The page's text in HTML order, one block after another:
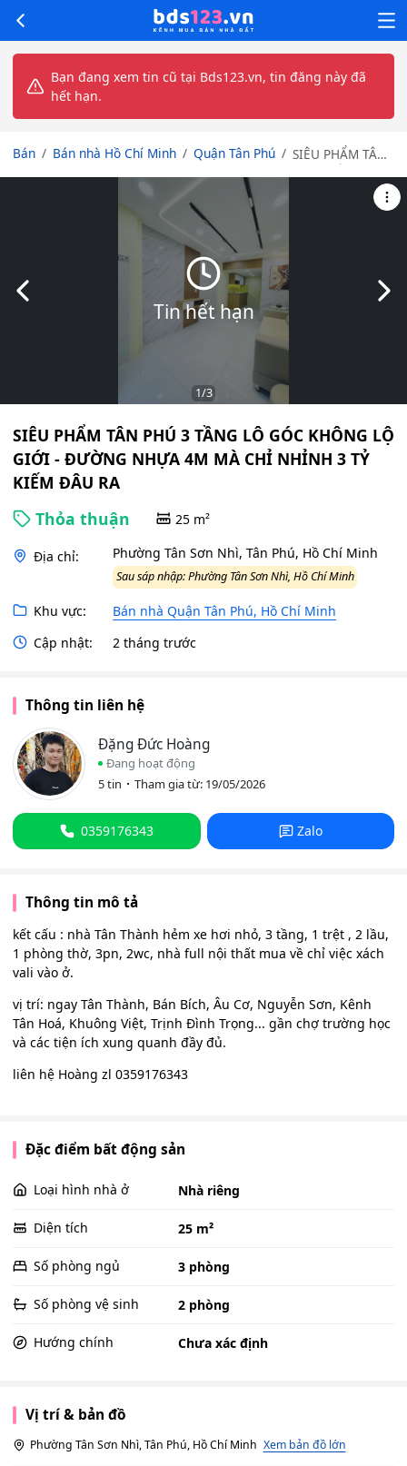
Bạn đang xem tin cũ tại Bds123.vn, tin đăng này đã
hết hạn.
Bán Bán nhà Hồ Chí Minh Quận Tân Phú
SIÊU PHẨM TÂN
GÓC KHÔNG LỘ
GIỚI - ĐƯỜNG
Tin hết hạn
Slide trước
1/3
SIÊU PHẨM TÂN PHÚ 3 TẦNG LÔ GÓC KHÔNG LỘ
GIỚI - ĐƯỜNG NHỰA 4M MÀ CHỈ NHỈNH 3 TỶ
KIẾM ĐÂU RA
Thỏa thuận
25 m²
Địa chỉ: Phường Tân Sơn Nhì, Tân Phú, Hồ Chí Minh
Sau sáp nhập: Phường Tân Sơn Nhì, Hồ Chí Minh
Khu vực:
Bán nhà Quận Tân Phú, Hồ Chí Minh
Cập nhật:
2 tháng trước
Thông tin liên hệ
Đặng Đức Hoàng
Đang hoạt động
5 tin
Tham gia từ: 19/05/2026
0359176343 Zalo
Thông tin mô tả
kết cấu : nhà Tân Thành hẻm xe hơi nhỏ, 3 tầng, 1 trệt , 2 lầu,
1 phòng thờ, 3pn, 2wc, nhà full nội thất mua về chỉ việc xách
vali vào ở.
vị trí: ngay Tân Thành, Bán Bích, Âu Cơ, Nguyễn Sơn, Kênh
Tân Hoá, Khuông Việt, Trịnh Đình Trọng... gần chợ trường học
và các tiện ích xung quanh đầy đủ.
liên hệ Hoàng zl 0359176343
Đặc điểm bất động sản
Loại hình nhà ở Nhà riêng
Diện tích 25 m²
Số phòng ngủ 3 phòng
Số phòng vệ sinh 2 phòng
Hướng chính Chưa xác định
Vị trí & bản đồ
Phường Tân Sơn Nhì, Tân Phú, Hồ Chí Minh Xem bản đồ lớn